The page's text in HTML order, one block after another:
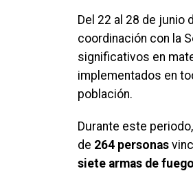
Del 22 al 28 de junio
coordinación con la
significativos en
implementados en
población.
Durante este
de 264 personas
siete armas de fuego